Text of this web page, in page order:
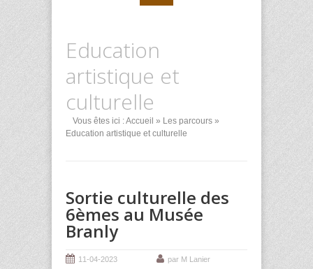
Education
artistique et
culturelle
Vous êtes ici :Accueil » Les parcours »
Education artistique et culturelle
Sortie culturelle des
6èmes au Musée
Branly
11-04-2023
par M Lanier